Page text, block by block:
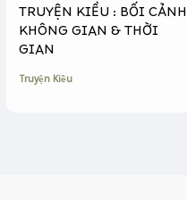
TRUYỆN KIỀU : BỐI CẢNH
KHÔNG GIAN & THỜI
GIAN
Truyện Kiều